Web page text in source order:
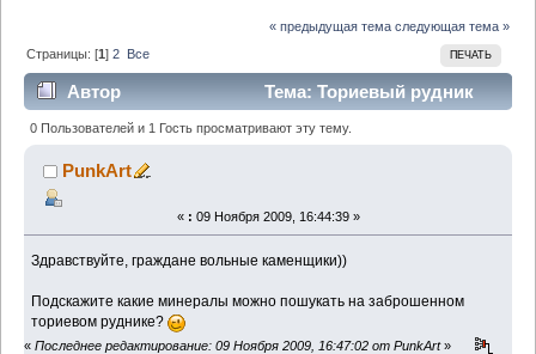
« предыдущая тема следующая тема »
ПЕЧАТЬ
Страницы: [1]2 Все
Автор
Тема: Ториевый рудник
(Прочитано 10602 раз)
0 Пользователей и 1 Гость просматривают эту тему.
PunkArt
« : 09 Ноября 2009, 16:44:39 »
Здравствуйте, граждане вольные каменщики))
Подскажите какие минералы можно пошукать на заброшенном
ториевом руднике?
« Последнее редактирование: 09 Ноября 2009, 16:47:02 от PunkArt»